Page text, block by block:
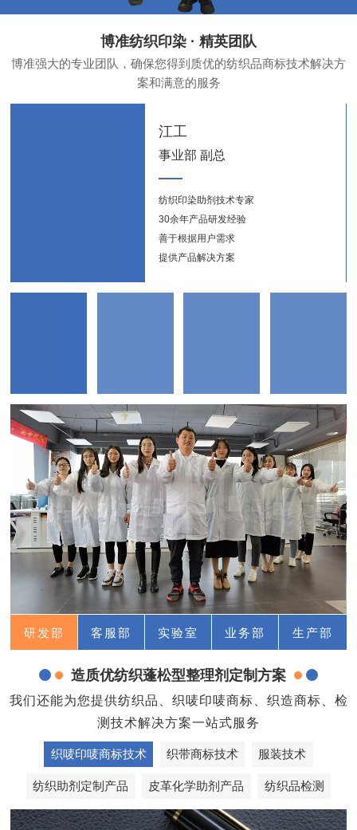
博准纺织印染 · 精英团队
博准强大的专业团队，确保您得到质优的纺织品商标技术解决方
案和满意的服务
江工
事业部 副总
纺织印染助剂技术专家
30余年产品研发经验
善于根据用户需求
提供产品解决方案
研发部 客服部 实验室 业务部 生产部
造质优纺织蓬松型整理剂定制方案
我们还能为您提供纺织品、织唛印唛商标、织造商标、检
测技术解决方案一站式服务
织唛印唛商标技术 织带商标技术 服装技术
纺织助剂定制产品 皮革化学助剂产品 纺织品检测